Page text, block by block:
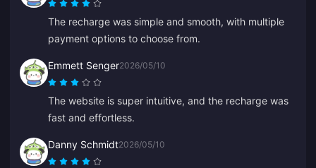
The recharge was simple and smooth, with multiple
payment options to choose from.
Emmett Senger2026/05/10
The website is super intuitive, and the recharge was
fast and effortless.
Danny Schmidt2026/05/10